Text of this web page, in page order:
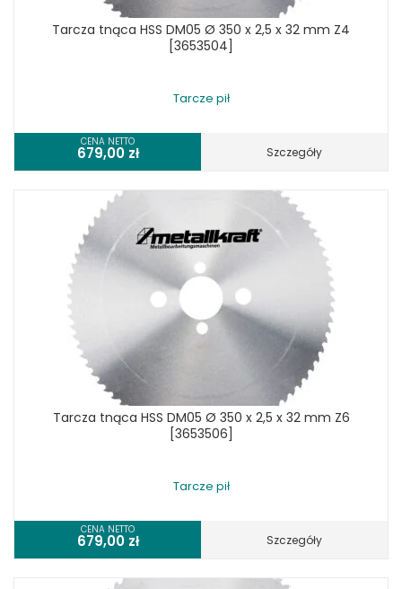
Tarcza tnąca HSS DM05 Ø 350 x 2,5 x 32 mm Z4
[3653504]
Tarcze pił
CENA NETTO
679,00 zł Szczegóły
Tarcza tnąca HSS DM05 Ø 350 x 2,5 x 32 mm Z6
[3653506]
Tarcze pił
CENA NETTO
679,00 zł Szczegóły